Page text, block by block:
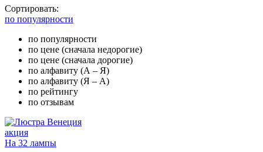
Сортировать:
по популярности
по популярности
по цене (сначала недорогие)
по цене (сначала дорогие)
по алфавиту (А – Я)
по алфавиту (Я – А)
по рейтингу
по отзывам
акция
На 32 лампы